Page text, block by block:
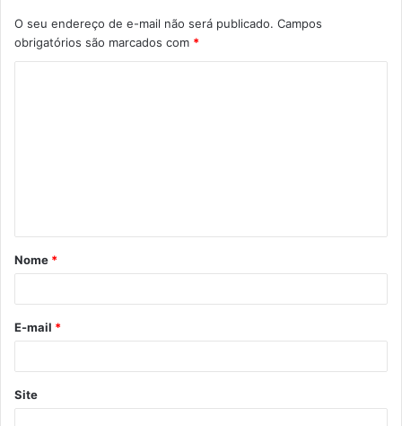
O seu endereço de e-mail não será publicado. Campos
obrigatórios são marcados com *
á
r
*
Nome *
E-mail *
Site